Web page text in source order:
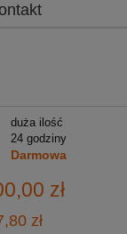
duża ilość
24 godziny
Darmowa
zł
zł